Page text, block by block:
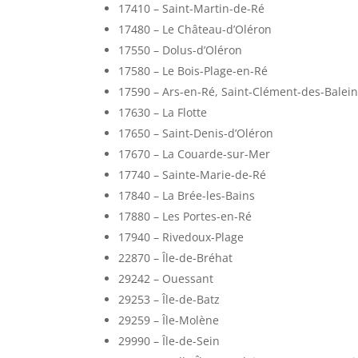
17410 – Saint-Martin-de-Ré
17480 – Le Château-d’Oléron
17550 – Dolus-d’Oléron
17580 – Le Bois-Plage-en-Ré
17590 – Ars-en-Ré, Saint-Clément-des-
17630 – La Flotte
17650 – Saint-Denis-d’Oléron
17670 – La Couarde-sur-Mer
17740 – Sainte-Marie-de-Ré
17840 – La Brée-les-Bains
17880 – Les Portes-en-Ré
17940 – Rivedoux-Plage
22870 – Île-de-Bréhat
29242 – Ouessant
29253 – Île-de-Batz
29259 – Île-Molène
29990 – Île-de-Sein